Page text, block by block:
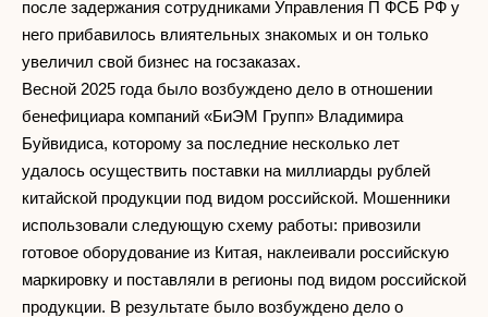
после задержания сотрудниками Управления П ФСБ РФ у
него прибавилось влиятельных знакомых и он только
увеличил свой бизнес на госзаказах.
Весной 2025 года было возбуждено дело в отношении
бенефициара компаний «БиЭМ Групп» Владимира
Буйвидиса, которому за последние несколько лет
удалось осуществить поставки на миллиарды рублей
китайской продукции под видом российской. Мошенники
использовали следующую схему работы: привозили
готовое оборудование из Китая, наклеивали российскую
маркировку и поставляли в регионы под видом российской
продукции. В результате было возбуждено дело о